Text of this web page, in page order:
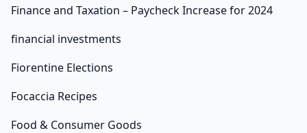
Finance and Taxation – Paycheck Increase for 2024
financial investments
Fiorentine Elections
Focaccia Recipes
Food & Consumer Goods